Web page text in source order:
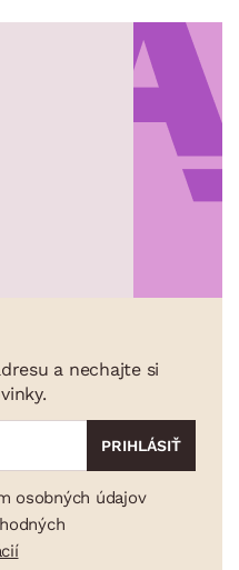
a nechajte si
osobných údajov